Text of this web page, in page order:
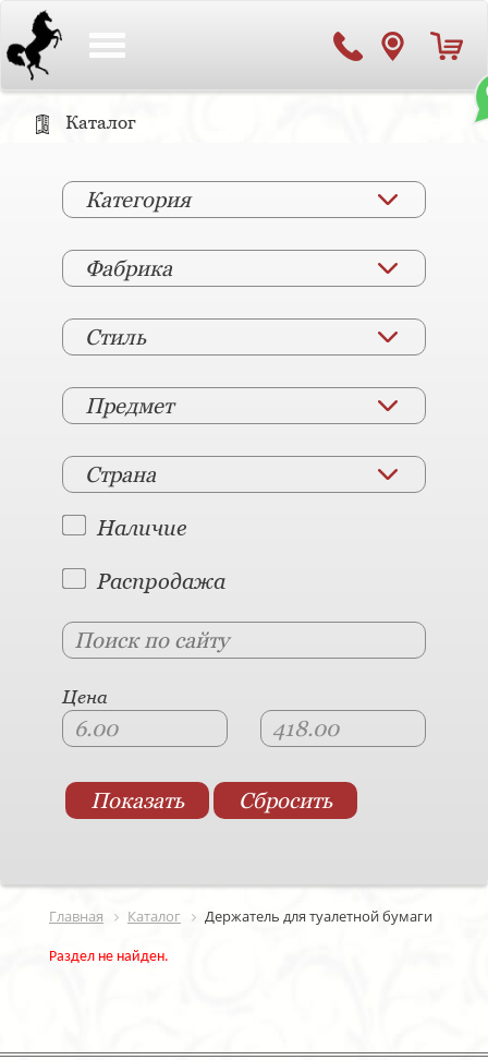
Каталог
Категория
Фабрика
Стиль
Предмет
Страна
Наличие
Распродажа
Цена
Главная Каталог Держатель для туалетной бумаги
Раздел не найден.